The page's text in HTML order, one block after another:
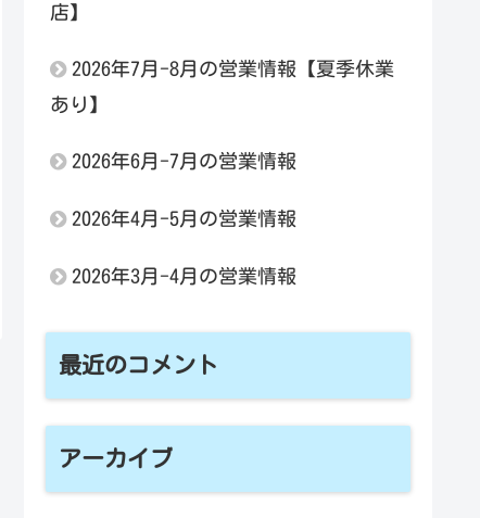
店】
2026年7月-8月の営業情報【夏季休業
あり】
2026年6月-7月の営業情報
2026年4月-5月の営業情報
2026年3月-4月の営業情報
最近のコメント
アーカイブ